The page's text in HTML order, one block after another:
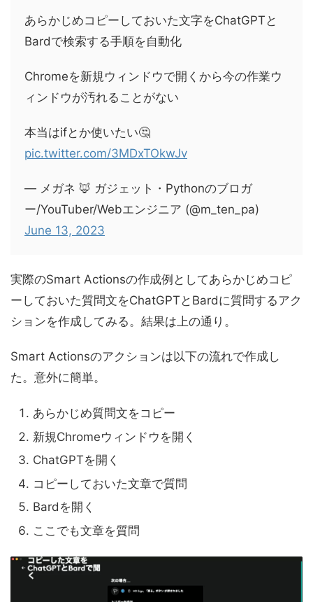
あらかじめコピーしておいた文字をChatGPTと
Bardで検索する手順を自動化
Chromeを新規ウィンドウで開くから今の作業ウ
ィンドウが汚れることがない
本当はifとか使いたい🤔
pic.twitter.com/3MDxTOkwJv
— メガネ 🦊 ガジェット・Pythonのブロガ
ー/YouTuber/Webエンジニア (@m_ten_pa)
June 13, 2023
実際のSmart Actionsの作成例としてあらかじめコピ
ーしておいた質問文をChatGPTとBardに質問するアク
ションを作成してみる。結果は上の通り。
Smart Actionsのアクションは以下の流れで作成し
た。意外に簡単。
あらかじめ質問文をコピー
新規Chromeウィンドウを開く
ChatGPTを開く
コピーしておいた文章で質問
Bardを開く
ここでも文章を質問